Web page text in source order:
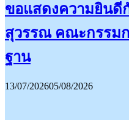
ขอแสดงความยินดี
สุวรรณ คณะกรรม
ฐาน
13/07/202605/08/2026